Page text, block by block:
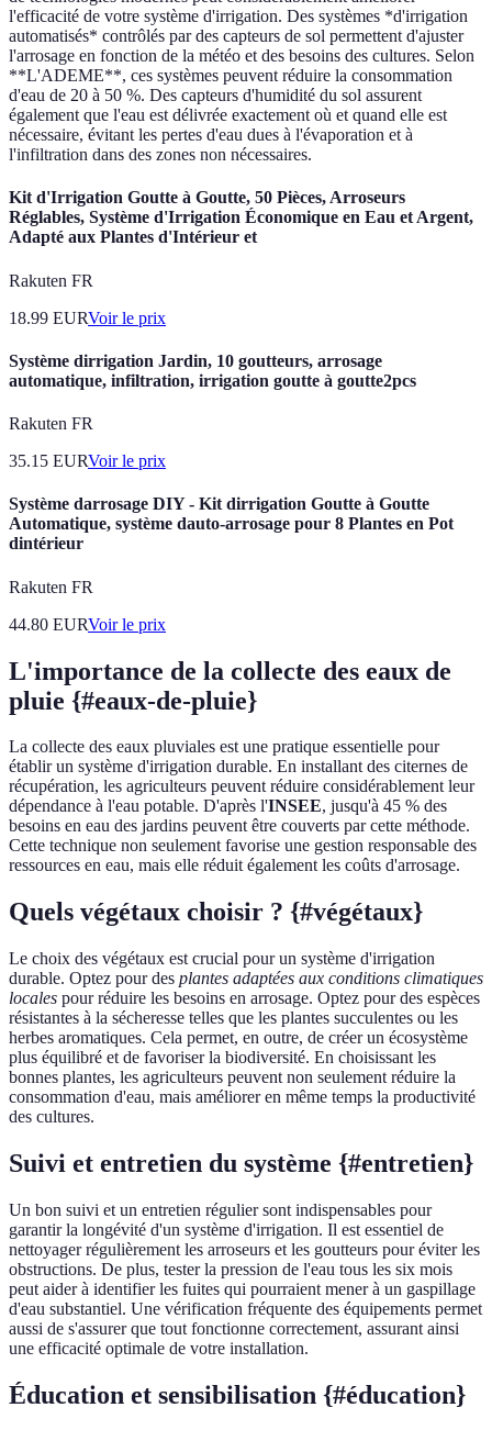
l'efficacité de votre système d'irrigation. Des systèmes *d'irrigation
automatisés* contrôlés par des capteurs de sol permettent d'ajuster
l'arrosage en fonction de la météo et des besoins des cultures. Selon
**L'ADEME**, ces systèmes peuvent réduire la consommation
d'eau de 20 à 50 %. Des capteurs d'humidité du sol assurent
également que l'eau est délivrée exactement où et quand elle est
nécessaire, évitant les pertes d'eau dues à l'évaporation et à
l'infiltration dans des zones non nécessaires.
Kit d'Irrigation Goutte à Goutte, 50 Pièces, Arroseurs
Réglables, Système d'Irrigation Économique en Eau et Argent,
Adapté aux Plantes d'Intérieur et
Rakuten FR
18.99 EURVoir le prix
Système dirrigation Jardin, 10 goutteurs, arrosage
automatique, infiltration, irrigation goutte à goutte2pcs
Rakuten FR
35.15 EURVoir le prix
Système darrosage DIY - Kit dirrigation Goutte à Goutte
Automatique, système dauto-arrosage pour 8 Plantes en Pot
dintérieur
Rakuten FR
44.80 EURVoir le prix
L'importance de la collecte des eaux de
pluie {#eaux-de-pluie}
La collecte des eaux pluviales est une pratique essentielle pour
établir un système d'irrigation durable. En installant des citernes de
récupération, les agriculteurs peuvent réduire considérablement leur
dépendance à l'eau potable. D'après l'INSEE, jusqu'à 45 % des
besoins en eau des jardins peuvent être couverts par cette méthode.
Cette technique non seulement favorise une gestion responsable des
ressources en eau, mais elle réduit également les coûts d'arrosage.
Quels végétaux choisir ? {#végétaux}
Le choix des végétaux est crucial pour un système d'irrigation
durable. Optez pour des plantes adaptées aux conditions climatiques
locales pour réduire les besoins en arrosage. Optez pour des espèces
résistantes à la sécheresse telles que les plantes succulentes ou les
herbes aromatiques. Cela permet, en outre, de créer un écosystème
plus équilibré et de favoriser la biodiversité. En choisissant les
bonnes plantes, les agriculteurs peuvent non seulement réduire la
consommation d'eau, mais améliorer en même temps la productivité
des cultures.
Suivi et entretien du système {#entretien}
Un bon suivi et un entretien régulier sont indispensables pour
garantir la longévité d'un système d'irrigation. Il est essentiel de
nettoyager régulièrement les arroseurs et les goutteurs pour éviter les
obstructions. De plus, tester la pression de l'eau tous les six mois
peut aider à identifier les fuites qui pourraient mener à un gaspillage
d'eau substantiel. Une vérification fréquente des équipements permet
aussi de s'assurer que tout fonctionne correctement, assurant ainsi
une efficacité optimale de votre installation.
Éducation et sensibilisation {#éducation}